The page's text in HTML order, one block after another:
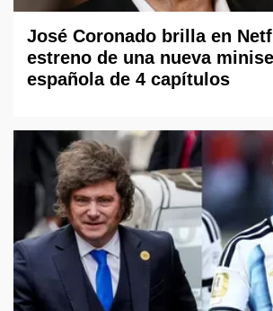
José Coronado brilla en
estreno de una nueva
española de 4 capítulos